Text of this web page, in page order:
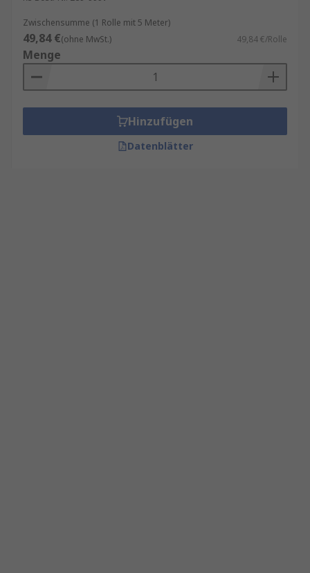
Zwischensumme (1 Rolle mit 5 Meter)
49,84 €(ohne MwSt.) 49,84 €/Rolle
Menge
Hinzufügen
Datenblätter